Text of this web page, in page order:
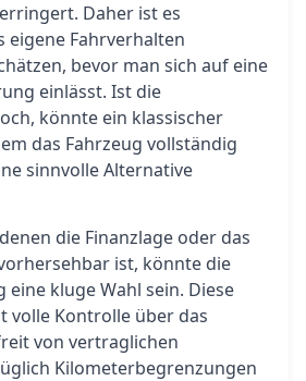
Daher ist es
eigene Fahrverhalten
bevor man sich auf eine
einlässt. Ist die
könnte ein klassischer
das Fahrzeug vollständig
sinnvolle Alternative
die Finanzlage oder das
ist, könnte die
eine kluge Wahl sein. Diese
volle Kontrolle über das
von vertraglichen
Kilometerbegrenzungen